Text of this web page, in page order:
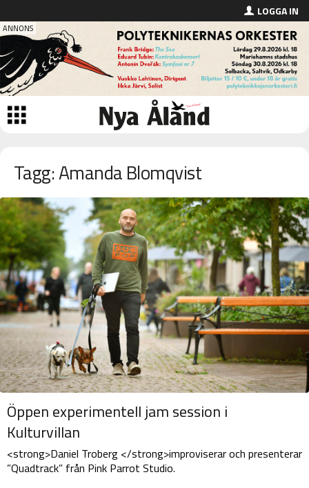
LOGGA IN
Tagg: Amanda Blomqvist
Öppen experimentell jam session i
Kulturvillan
<strong>Daniel Troberg </strong>improviserar och presenterar
”Quadtrack” från Pink Parrot Studio.